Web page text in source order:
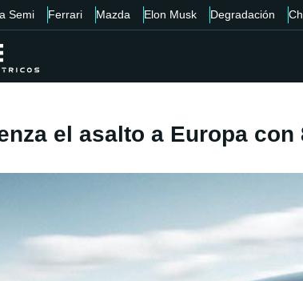
Semi Ferrari Mazda Elon Musk Degradación
el asalto a Europa